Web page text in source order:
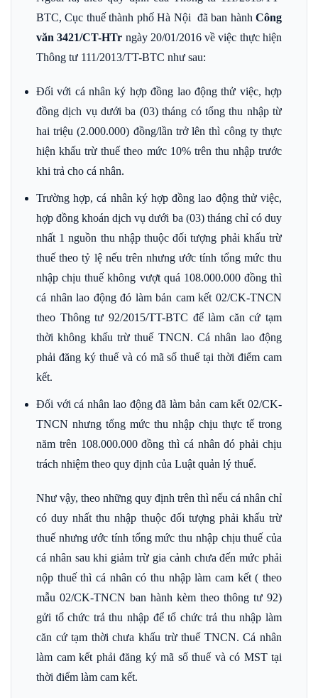
BTC, Cục thuế thành phố Hà Nội đã ban hành Công
văn 3421/CT-HTr ngày 20/01/2016về việc thực hiện
Thông tư 111/2013/TT-BTC như sau:
Đối với cá nhân ký hợp đồng lao động thử việc, hợp
đồng dịch vụ dưới ba (03) tháng có tổng thu nhập từ
hai triệu (2.000.000) đồng/lần trở lên thì công ty thực
hiện khấu trừ thuế theo mức 10% trên thu nhập trước
khi trả cho cá nhân.
Trường hợp, cá nhân ký hợp đồng lao động thử việc,
hợp đồng khoán dịch vụ dưới ba (03) tháng chỉ có duy
nhất 1 nguồn thu nhập thuộc đối tượng phải khấu trừ
thuế theo tỷ lệ nếu trên nhưng ước tính tổng mức thu
nhập chịu thuế không vượt quá 108.000.000 đồng thì
cá nhân lao động đó làm bản cam kết 02/CK-TNCN
theo Thông tư 92/2015/TT-BTC để làm căn cứ tạm
thời không khấu trừ thuế TNCN. Cá nhân lao động
phải đăng ký thuế và có mã số thuế tại thời điểm cam
kết.
Đối với cá nhân lao động đã làm bản cam kết 02/CK-
TNCN nhưng tổng mức thu nhập chịu thực tế trong
năm trên 108.000.000 đồng thì cá nhân đó phải chịu
trách nhiệm theo quy định của Luật quản lý thuế.
Như vậy, theo những quy định trên thì nếu cá nhân chỉ
có duy nhất thu nhập thuộc đối tượng phải khấu trừ
thuế nhưng ước tính tổng mức thu nhập chịu thuế của
cá nhân sau khi giảm trừ gia cảnh chưa đến mức phải
nộp thuế thì cá nhân có thu nhập làm cam kết ( theo
mẫu 02/CK-TNCN ban hành kèm theo thông tư 92)
gửi tổ chức trả thu nhập để tổ chức trả thu nhập làm
căn cứ tạm thời chưa khấu trừ thuế TNCN. Cá nhân
làm cam kết phải đăng ký mã số thuế và có MST tại
thời điểm làm cam kết.